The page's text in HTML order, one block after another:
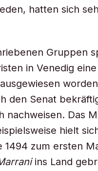
hatten sich
Gruppen
in Venedig eine
den Senat
nachweisen. Das
hielt
1494 zum ersten
ins Land